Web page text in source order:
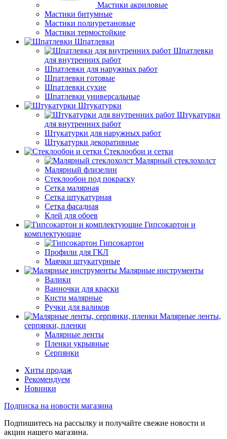
Мастики акриловые
Мастики битумные
Мастики полиуретановые
Мастики термостойкие
Шпатлевки
Шпатлевки
для внутренних работ
Шпатлевки для наружных работ
Шпатлевки готовые
Шпатлевки сухие
Шпатлевки универсальные
Штукатурки
Штукатурки
для внутренних работ
Штукатурки для наружных работ
Штукатурки декоративные
Стеклообои и сетки
Малярный стеклохолст
Малярный флизелин
Стеклообои под покраску
Сетка малярная
Сетка штукатурная
Сетка фасадная
Клей для обоев
Гипсокартон и
комплектующие
Гипсокартон
Профили для ГКЛ
Маячки штукатурные
Малярные инструменты
Валики
Ванночки для краски
Кисти малярные
Ручки для валиков
Малярные ленты,
серпянки, пленки
Малярные ленты
Пленки укрывные
Серпянки
Хиты продаж
Рекомендуем
Новинки
Подписка на новости магазина
Подпишитесь на рассылку и получайте свежие новости и
акции нашего магазина.